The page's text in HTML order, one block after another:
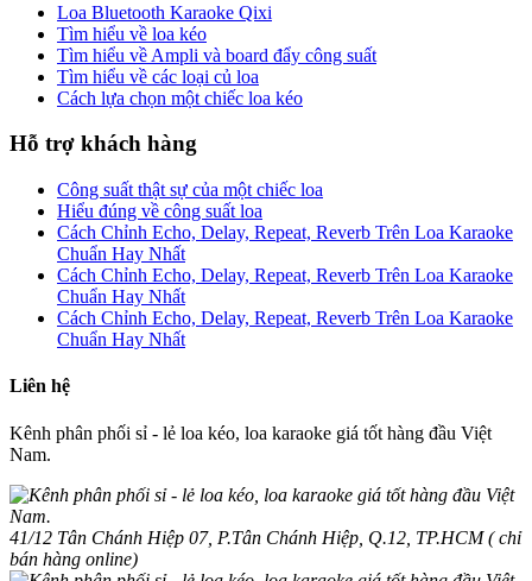
Loa Bluetooth Karaoke Qixi
Tìm hiểu về loa kéo
Tìm hiểu về Ampli và board đẩy công suất
Tìm hiểu về các loại củ loa
Cách lựa chọn một chiếc loa kéo
Hỗ trợ khách hàng
Công suất thật sự của một chiếc loa
Hiểu đúng về công suất loa
Cách Chỉnh Echo, Delay, Repeat, Reverb Trên Loa Karaoke
Chuẩn Hay Nhất
Cách Chỉnh Echo, Delay, Repeat, Reverb Trên Loa Karaoke
Chuẩn Hay Nhất
Cách Chỉnh Echo, Delay, Repeat, Reverb Trên Loa Karaoke
Chuẩn Hay Nhất
Liên hệ
Kênh phân phối sỉ - lẻ loa kéo, loa karaoke giá tốt hàng đầu Việt
Nam.
41/12 Tân Chánh Hiệp 07, P.Tân Chánh Hiệp, Q.12, TP.HCM ( chỉ
bán hàng online)